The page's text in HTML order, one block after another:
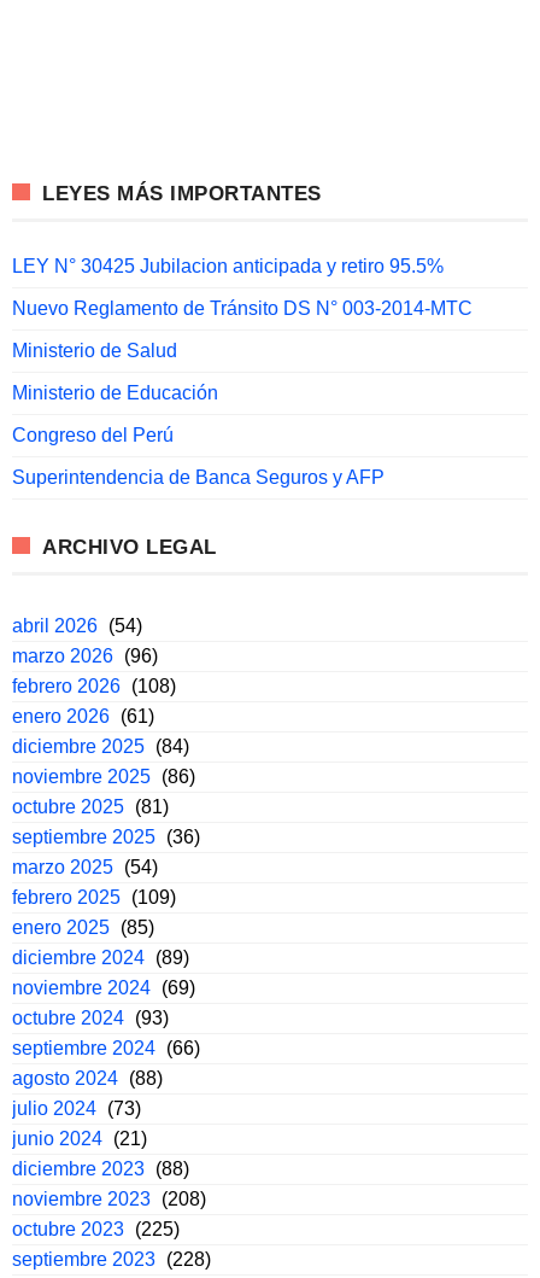
LEYES MÁS IMPORTANTES
LEY N° 30425 Jubilacion anticipada y retiro 95.5%
Nuevo Reglamento de Tránsito DS N° 003-2014-MTC
Ministerio de Salud
Ministerio de Educación
Congreso del Perú
Superintendencia de Banca Seguros y AFP
ARCHIVO LEGAL
abril 2026 (54)
marzo 2026 (96)
febrero 2026 (108)
enero 2026 (61)
diciembre 2025 (84)
noviembre 2025 (86)
octubre 2025 (81)
septiembre 2025 (36)
marzo 2025 (54)
febrero 2025 (109)
enero 2025 (85)
diciembre 2024 (89)
noviembre 2024 (69)
octubre 2024 (93)
septiembre 2024 (66)
agosto 2024 (88)
julio 2024 (73)
junio 2024 (21)
diciembre 2023 (88)
noviembre 2023 (208)
octubre 2023 (225)
septiembre 2023 (228)